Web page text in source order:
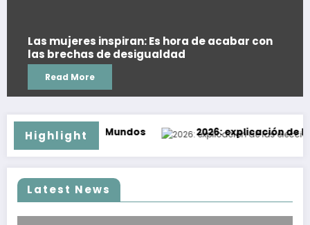
Las mujeres inspiran: Es hora de acabar con
las brechas de desigualdad
Read More
Highlight
EntreMundos 2026: explicación de las
Latest News